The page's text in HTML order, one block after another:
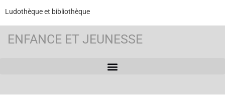
Ludothèque et bibliothèque
ENFANCE ET JEUNESSE